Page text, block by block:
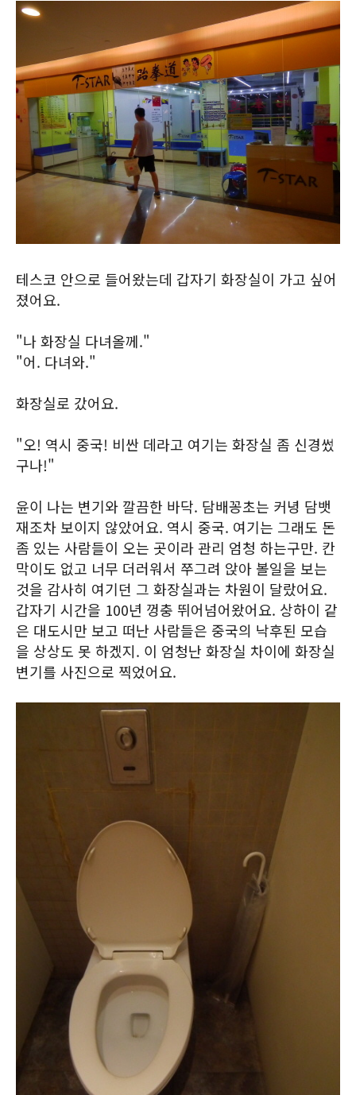
테스코 안으로 들어왔는데 갑자기 화장실이 가고 싶어
졌어요.
"나 화장실 다녀올께."
"어. 다녀와."
화장실로 갔어요.
"오! 역시 중국! 비싼 데라고 여기는 화장실 좀 신경썼
구나!"
윤이 나는 변기와 깔끔한 바닥. 담배꽁초는 커녕 담뱃
재조차 보이지 않았어요. 역시 중국. 여기는 그래도 돈
좀 있는 사람들이 오는 곳이라 관리 엄청 하는구만. 칸
막이도 없고 너무 더러워서 쭈그려 앉아 볼일을 보는
것을 감사히 여기던 그 화장실과는 차원이 달랐어요.
갑자기 시간을 100년 껑충 뛰어넘어왔어요. 상하이 같
은 대도시만 보고 떠난 사람들은 중국의 낙후된 모습
을 상상도 못 하겠지. 이 엄청난 화장실 차이에 화장실
변기를 사진으로 찍었어요.